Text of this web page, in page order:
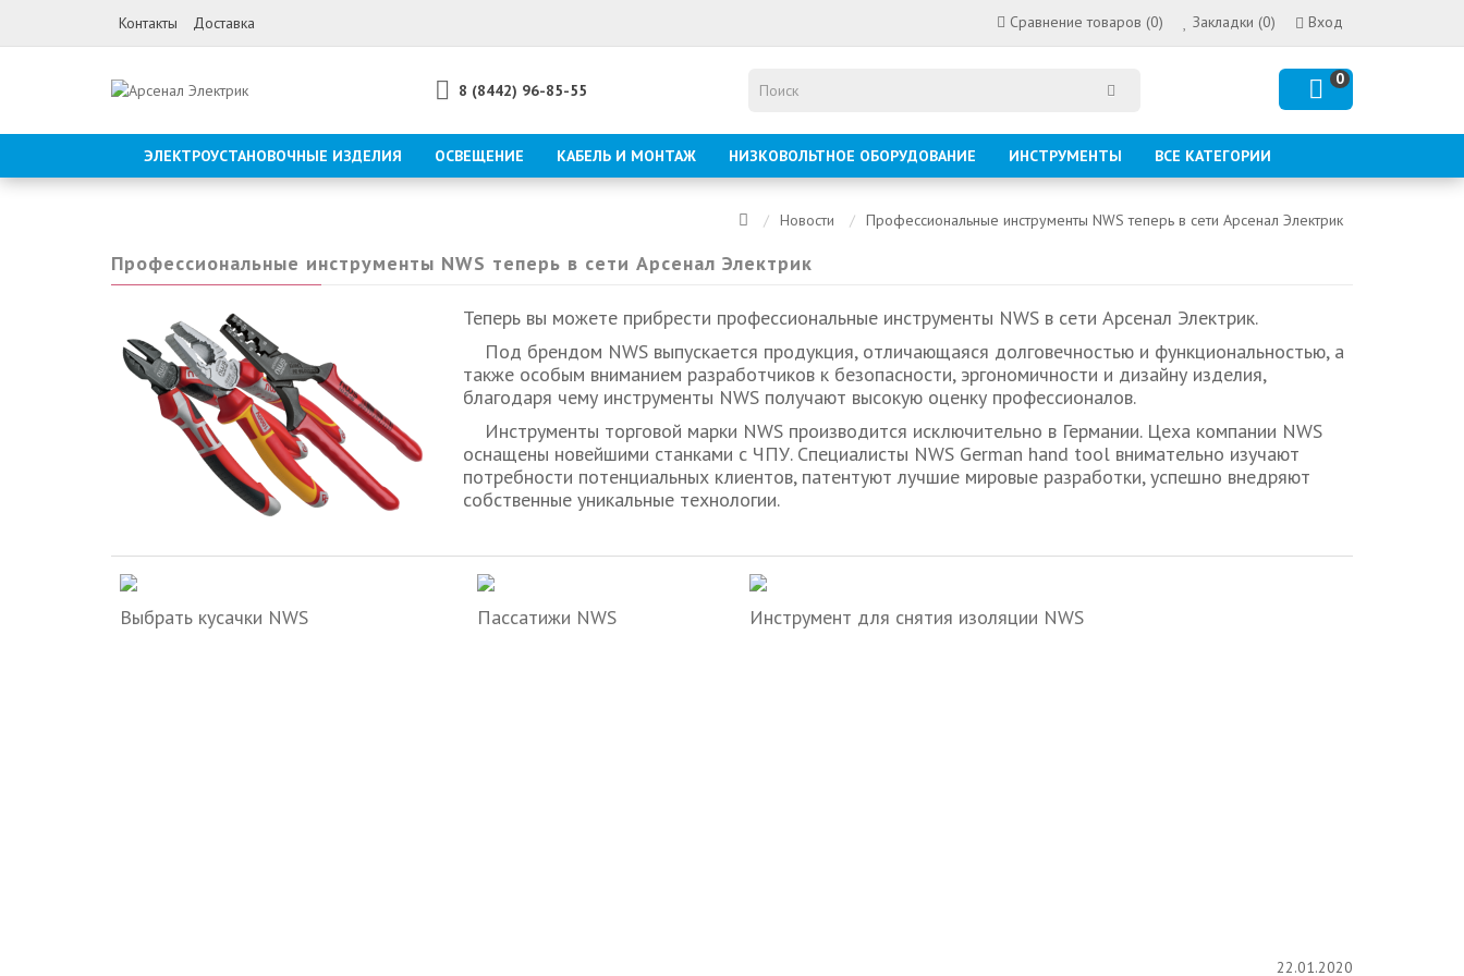
Контакты Доставка Вход
Закладки (0)
Сравнение товаров (0)
8 (8442) 96-85-55
0
ЭЛЕКТРОУСТАНОВОЧНЫЕ ИЗДЕЛИЯ ОСВЕЩЕНИЕ КАБЕЛЬ И МОНТАЖ НИЗКОВОЛЬТНОЕ ОБОРУДОВАНИЕ ИНСТРУМЕНТЫ ВСЕ КАТЕГОРИИ
Новости Профессиональные инструменты NWS теперь в сети Арсенал Электрик
Профессиональные инструменты NWS теперь в сети Арсенал Электрик
Теперь вы можете прибрести профессиональные инструменты NWS в сети Арсенал Электрик.
Под брендом NWS выпускается продукция, отличающаяся долговечностью и функциональностью, а
также особым вниманием разработчиков к безопасности, эргономичности и дизайну изделия,
благодаря чему инструменты NWS получают высокую оценку профессионалов.
Инструменты торговой марки NWS производится исключительно в Германии. Цеха компании NWS
оснащены новейшими станками с ЧПУ. Специалисты NWS German hand tool внимательно изучают
потребности потенциальных клиентов, патентуют лучшие мировые разработки, успешно внедряют
собственные уникальные технологии.
Выбрать кусачки NWS Пассатижи NWS Инструмент для снятия изоляции NWS
22.01.2020